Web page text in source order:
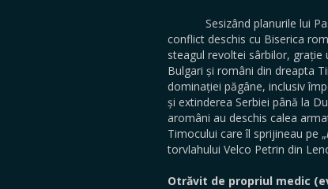
Sesizând planurile lui
conflict deschis cu Biserica
steagul revoltei sârbilor,
Bulgari și români din dreapta
dominației păgâne, inclusiv
și extinderea Serbiei până la
aromâni au deschis calea
Timocului care îl sprijineau pe „
torvlahului Velco Petrin din
Otrăvit de propriul medic